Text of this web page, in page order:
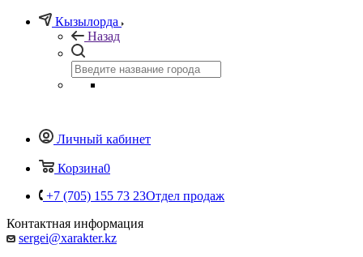
Кызылорда
Назад
Личный кабинет
Корзина0
+7 (705) 155 73 23Отдел продаж
Контактная информация
sergei@xarakter.kz